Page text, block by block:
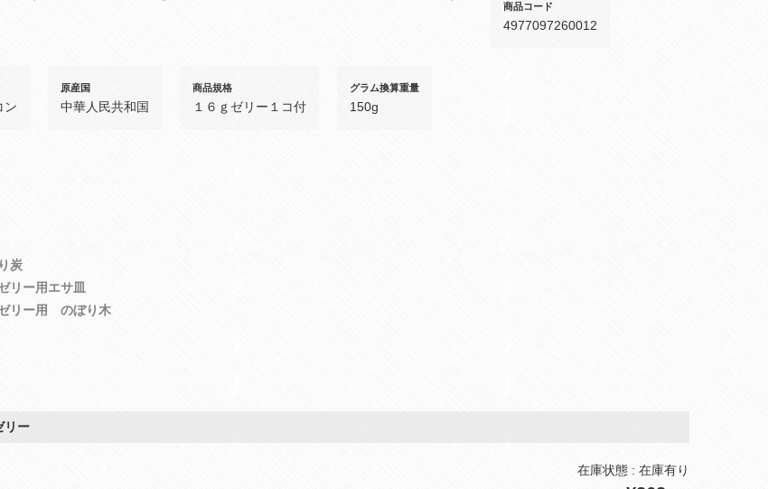
商品コード
4977097260012
ン
原産国
中華人民共和国
商品規格
１６ｇゼリー１コ付
グラム換算重量
150g
炭
リー用エサ皿
リー用 のぼり木
リー
在庫状態 : 在庫有り